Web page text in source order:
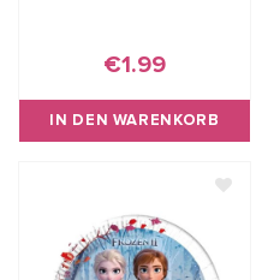
€1.99
IN DEN WARENKORB